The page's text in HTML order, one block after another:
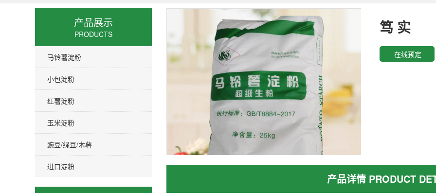
产品展示
PRODUCTS
马铃薯淀粉
小包淀粉
红薯淀粉
玉米淀粉
豌豆/绿豆/木薯
进口淀粉
笃 实
在线预定
产品详情 PRODUCT